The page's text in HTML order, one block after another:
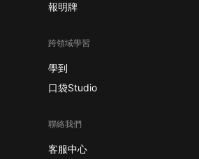
報明牌
跨領域學習
學到
口袋Studio
聯絡我們
客服中心